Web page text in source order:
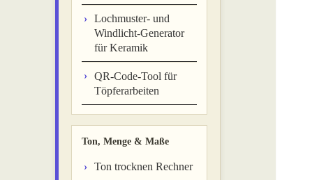
Lochmuster- und
Windlicht-Generator
für Keramik
QR-Code-Tool für
Töpferarbeiten
Ton, Menge & Maße
Ton trocknen Rechner